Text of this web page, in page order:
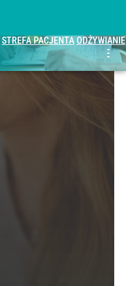
STREFA PACJENTA ODŻYWIANIE